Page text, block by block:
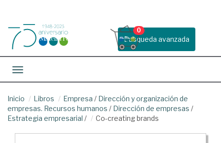
Busqueda avanzada
0
Toggle navigation
Inicio Libros Empresa / Dirección y organización de
empresas. Recursos humanos / Dirección de empresas /
Estrategia empresarial / Co-creating brands